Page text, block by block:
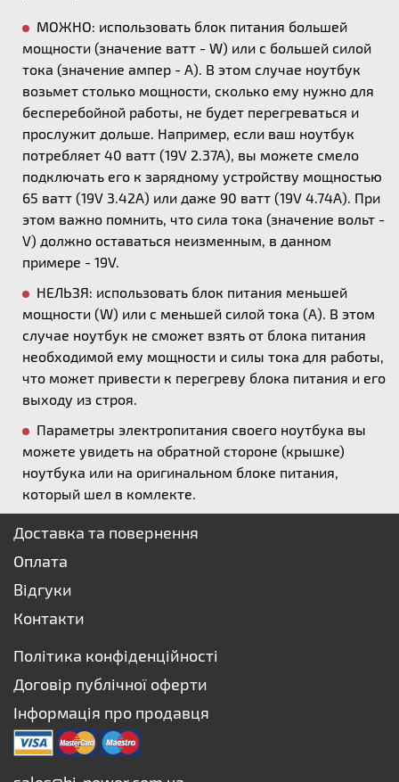
МОЖНО: использовать блок питания большей
мощности (значение ватт - W) или с большей силой
тока (значение ампер - А). В этом случае ноутбук
возьмет столько мощности, сколько ему нужно для
бесперебойной работы, не будет перегреваться и
прослужит дольше. Например, если ваш ноутбук
потребляет 40 ватт (19V 2.37A), вы можете смело
подключать его к зарядному устройству мощностью
65 ватт (19V 3.42A) или даже 90 ватт (19V 4.74A). При
этом важно помнить, что сила тока (значение вольт -
V) должно оставаться неизменным, в данном
примере - 19V.
НЕЛЬЗЯ: использовать блок питания меньшей
мощности (W) или с меньшей силой тока (А). В этом
случае ноутбук не сможет взять от блока питания
необходимой ему мощности и силы тока для работы,
что может привести к перегреву блока питания и его
выходу из строя.
Параметры электропитания своего ноутбука вы
можете увидеть на обратной стороне (крышке)
ноутбука или на оригинальном блоке питания,
который шел в комлекте.
Доставка та повернення
Оплата
Відгуки
Контакти
Політика конфіденційності
Договір публічної оферти
Інформація про продавця